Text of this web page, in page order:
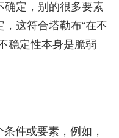
确定，别的很多要素
这符合塔勒布“在不
稳定性本身是脆弱
件或要素，例如，